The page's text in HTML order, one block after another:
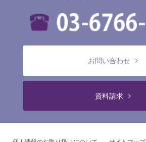
お問い合わせ
資料請求